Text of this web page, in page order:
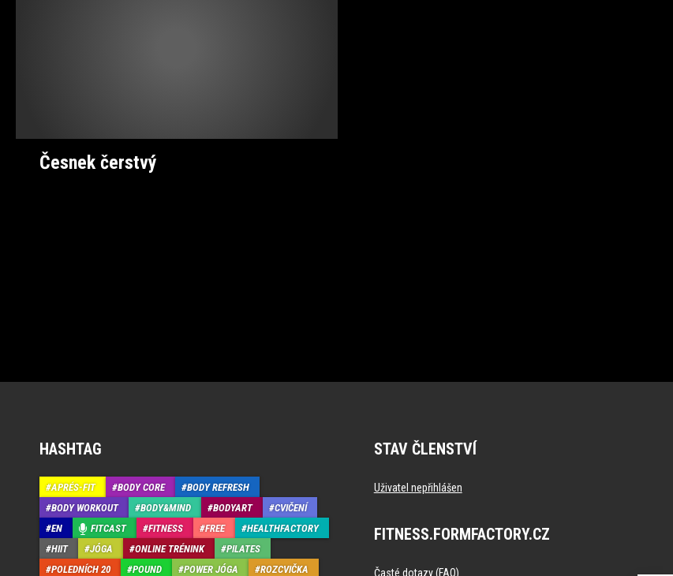
Česnek čerstvý
HASHTAG
APRÉS-FIT BODY CORE
BODY REFRESH
BODY WORKOUT
BODY&MIND BODYART
CVIČENÍ
EN
FITCAST FITNESS FREE
HEALTHFACTORY
HIIT
JÓGA ONLINE TRÉNINK
PILATES
POLEDNÍCH 20
POUND POWER JÓGA ROZCVIČKA
STAV ČLENSTVÍ
Uživatel nepřihlášen
FITNESS.FORMFACTORY.CZ
Časté dotazy (FAQ)